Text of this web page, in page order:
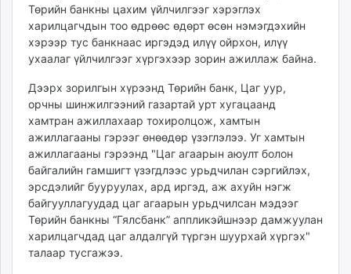
shuud.mn
eagle.mn
ergelt.mn
zarig.mn
today.mn
zuv.mn
mminfo.mn
ugluu.mn
urlag.mn
unen.mn
asu.mn
shudarga.mn
shuurhai.mn
unuudur.mn
Төрийн банкны цахим үйлчилгээг хэрэглэх
харилцагчдын тоо өдрөөс өдөрт өсөн нэмэгдэхийн
хэрээр тус банкнаас иргэдэд илүү ойрхон, илүү
ухаалаг үйлчилгээг хүргэхээр зорин ажиллаж байна.
Дээрх зорилгын хүрээнд Төрийн банк, Цаг уур,
орчны шинжилгээний газартай урт хугацаанд
хамтран ажиллахаар тохиролцож, хамтын
ажиллагааны гэрээг өнөөдөр үзэглэлээ. Уг хамтын
ажиллагааны гэрээнд "Цаг агаарын аюулт болон
байгалийн гамшигт үзэгдлээс урьдчилан сэргийлэх,
эрсдэлийг бууруулах, ард иргэд, аж ахуйн нэгж
байгууллагуудад цаг агаарын урьдчилсан мэдээг
Төрийн банкны “Гялсбанк” аппликэйшнээр дамжуулан
харилцагчдад цаг алдалгүй түргэн шуурхай хүргэх"
талаар тусгажээ.